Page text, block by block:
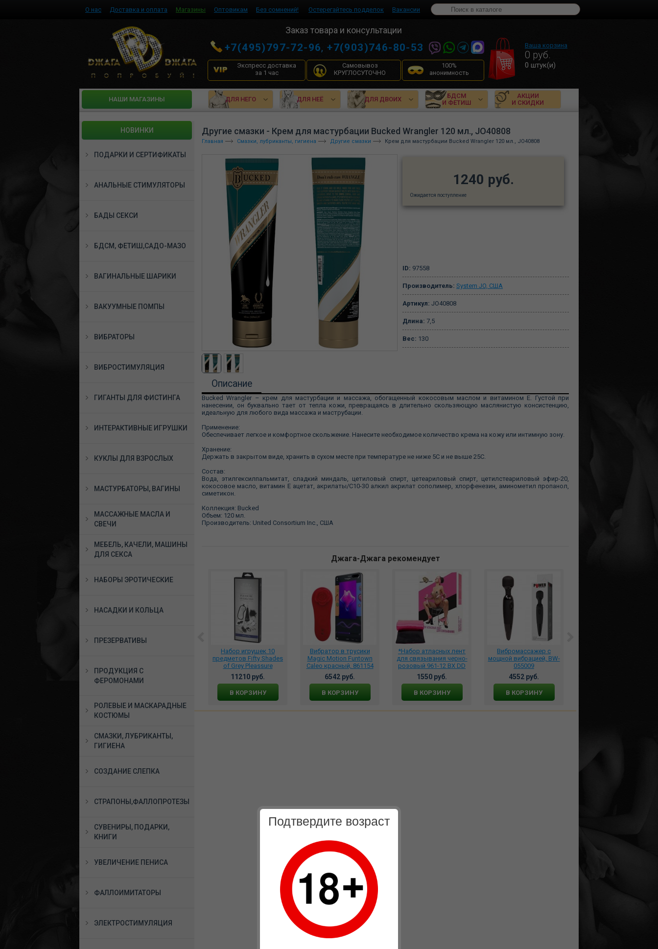
О нас Доставка и оплата Магазины Оптовикам Без сомнений! Остерегайтесь подделок Вакансии
Заказ товара и консультации
+7(495)797-72-96,+7(903)746-80-53
Экспресс доставка
за 1 час
Самовывоз
КРУГЛОСУТОЧНО
100%
анонимность
Ваша корзина
0 руб.
0 штук(и)
HАШИ МАГАЗИНЫ ДЛЯ НЕГО ДЛЯ НЕЁ ДЛЯ ДВОИХ
БДСМ
И ФЕТИШ
АКЦИИ
И СКИДКИ
НОВИНКИ
ПОДАРКИ И СЕРТИФИКАТЫ
АНАЛЬНЫЕ СТИМУЛЯТОРЫ
БАДЫ СЕКСИ
БДСМ, ФЕТИШ,САДО-МАЗО
ВАГИНАЛЬНЫЕ ШАРИКИ
ВАКУУМНЫЕ ПОМПЫ
ВИБРАТОРЫ
ВИБРОСТИМУЛЯЦИЯ
ГИГАНТЫ ДЛЯ ФИСТИНГА
ИНТЕРАКТИВНЫЕ ИГРУШКИ
КУКЛЫ ДЛЯ ВЗРОСЛЫХ
МАСТУРБАТОРЫ, ВАГИНЫ
МАССАЖНЫЕ МАСЛА И
СВЕЧИ
МЕБЕЛЬ, КАЧЕЛИ, МАШИНЫ
ДЛЯ СЕКСА
НАБОРЫ ЭРОТИЧЕСКИЕ
НАСАДКИ И КОЛЬЦА
ПРЕЗЕРВАТИВЫ
ПРОДУКЦИЯ С
ФЕРОМОНАМИ
РОЛЕВЫЕ И МАСКАРАДНЫЕ
КОСТЮМЫ
СМАЗКИ, ЛУБРИКАНТЫ,
ГИГИЕНА
СОЗДАНИЕ СЛЕПКА
СТРАПОНЫ,ФАЛЛОПРОТЕЗЫ
СУВЕНИРЫ, ПОДАРКИ,
КНИГИ
УВЕЛИЧЕНИЕ ПЕНИСА
ФАЛЛОИМИТАТОРЫ
ЭЛЕКТРОСТИМУЛЯЦИЯ
Другие смазки - Крем для мастурбации Bucked Wrangler 120 мл., JO40808
Главная Смазки, лубриканты, гигиена Другие смазки Крем для мастурбации Bucked Wrangler 120 мл., JO40808
1240 руб.
Ожидается поступление
ID: 97558
Производитель: System JO, США
Артикул: JO40808
Длина: 7,5
Вес: 130
Описание
Bucked Wrangler – крем для мастурбации и массажа, обогащенный кокосовым маслом и витамином E. Густой при
нанесении, он буквально тает от тепла кожи, превращаясь в длительно скользяющую маслянистую консистенцию,
идеальную для любого вида массажа и маструбации.
Применение:
Обеспечивает легкое и комфортное скольжение. Нанесите необходимое количество крема на кожу или интимную зону.
Хранение:
Держать в закрытом виде, хранить в сухом месте при температуре не ниже 5С и не выше 25С.
Состав:
Вода, этилгексилпальмитат, сладкий миндаль, цетиловый спирт, цетеариловый спирт, цетилстеариловый эфир-20,
кокосовое масло, витамин Е ацетат, акрилаты/С10-30 алкил акрилат сополимер, хлорфенезин, аминометил пропанол,
симетикон.
Коллекция: Bucked
Объем: 120 мл.
Производитель: United Consortium Inc., США
Джага-Джага рекомендует
коробке, 530303
15468 руб.
Набор игрушек 10
предметов Fifty Shades
of Grey Pleassure
Overload черный, 75165
11210 руб.
В КОРЗИНУ
Вибратор в трусики
Magic Motion Funtown
Caleo красный, 861154
6542 руб.
В КОРЗИНУ
*Набор атласных лент
для связывания черно-
розовый 961-12 BX DD
1550 руб.
В КОРЗИНУ
Вибромассажер с
мощной вибрацией, BW-
055009
4552 руб.
В КОРЗИНУ
Подтвердите возраст